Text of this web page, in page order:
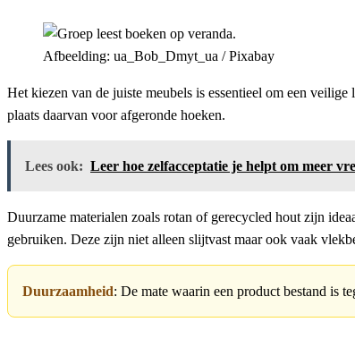
Afbeelding: ua_Bob_Dmyt_ua / Pixabay
Het kiezen van de juiste meubels is essentieel om een
plaats daarvan voor afgeronde hoeken.
Lees ook: Leer hoe zelfacceptatie je helpt om meer
Duurzame materialen zoals rotan of gerecycled hout zijn
gebruiken. Deze zijn niet alleen slijtvast maar ook vaak
Duurzaamheid: De mate waarin een product bestand is